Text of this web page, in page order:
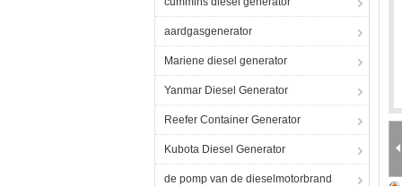
aardgasgenerator
Mariene diesel generator
Yanmar Diesel Generator
Reefer Container Generator
Kubota Diesel Generator
de pomp van de dieselmotorbrand